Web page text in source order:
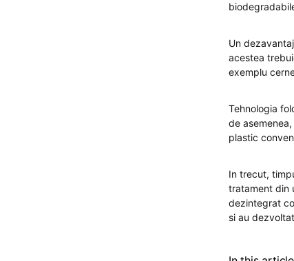
Un
acestea
exemplu
Tehnologia
de
plastic
In trecut,
tratament din
dezintegrat
si au